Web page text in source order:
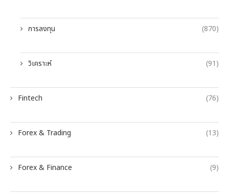
การลงทุน (870)
วิเคราะห์ (91)
Fintech (76)
Forex & Trading (13)
Forex & Finance (9)